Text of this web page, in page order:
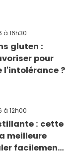
à 16h30
gluten :
pour
l'intolérance ?
à 12h00
: cette
meilleure
facilement